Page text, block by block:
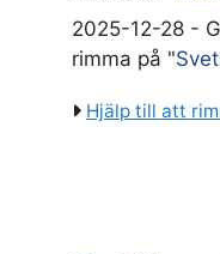
2025-12-28 -
rimma på "
Hjälp till att